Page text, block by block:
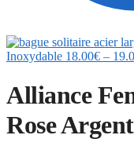
Inoxydable 18.00€ –
Alliance
Rose Argent